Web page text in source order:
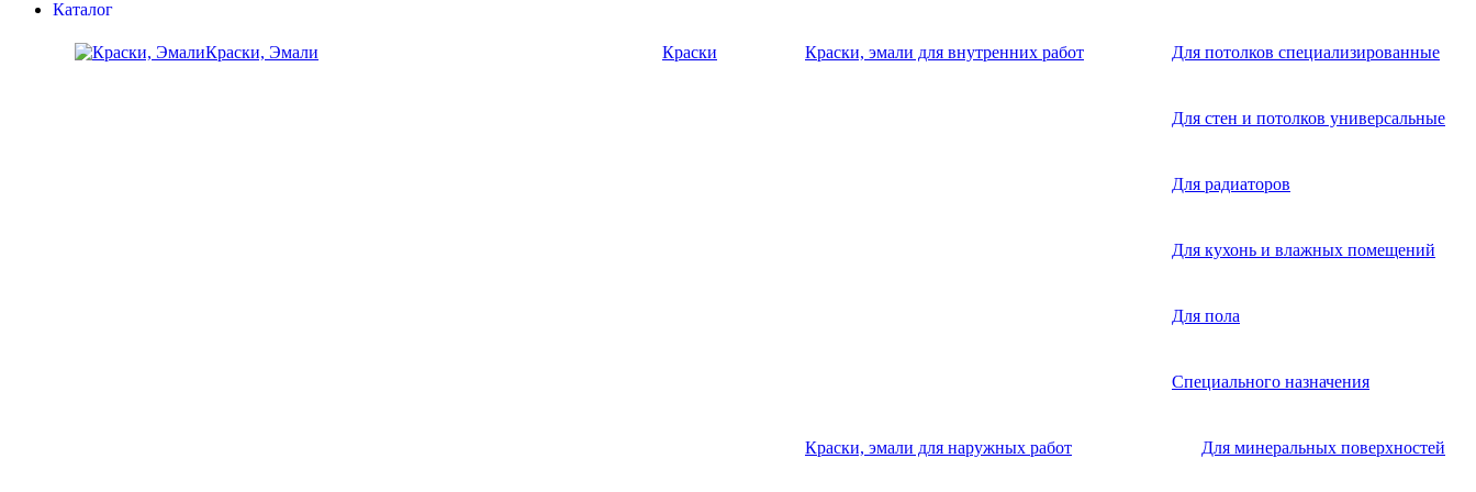
Каталог
Краски, Эмали Краски Краски, эмали для внутренних работ Для потолков специализированные
Для стен и потолков универсальные
Для радиаторов
Для кухонь и влажных помещений
Для пола
Специального назначения
Краски, эмали для наружных работ Для минеральных поверхностей